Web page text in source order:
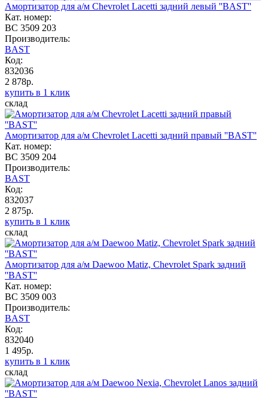
Амортизатор для а/м Chevrolet Lacetti задний левый ''BAST''
Кат. номер:
BC 3509 203
Производитель:
BAST
Код:
832036
2 878р.
купить в 1 клик
склад
Амортизатор для а/м Chevrolet Lacetti задний правый ''BAST''
Кат. номер:
BC 3509 204
Производитель:
BAST
Код:
832037
2 875р.
купить в 1 клик
склад
Амортизатор для а/м Daewoo Matiz, Chevrolet Spark задний
''BAST''
Кат. номер:
BC 3509 003
Производитель:
BAST
Код:
832040
1 495р.
купить в 1 клик
склад